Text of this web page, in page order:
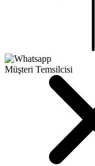
Müşteri Temsilcisi